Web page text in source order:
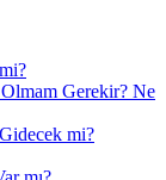
Gerekir? Ne
mi?